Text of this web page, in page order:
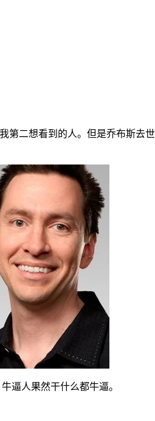
第二想看到的人。但是乔布斯去
逼人果然干什么都牛逼。